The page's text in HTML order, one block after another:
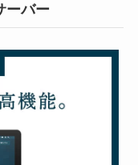
ーバー